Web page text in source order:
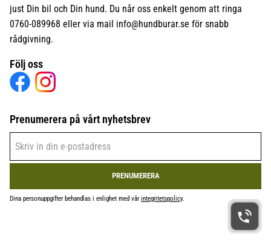
just Din bil och Din hund. Du når oss enkelt genom att ringa
0760-089968 eller via mail info@hundburar.se för snabb
rådgivning.
Följ oss
Prenumerera på vårt nyhetsbrev
PRENUMERERA
Dina personuppgifter behandlas i enlighet med vårintegritetspolicy.